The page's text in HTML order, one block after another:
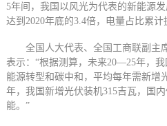
5年间，我国以风光为代表的新能源
达到2020年底的3.4倍，电量占比累计
全国人大代表、全国工商联副主
表示：“根据测算，未来20—25年，
能源转型和碳中和，平均每年需新增
年，我国新增光伏装机315吉瓦，国
能。”